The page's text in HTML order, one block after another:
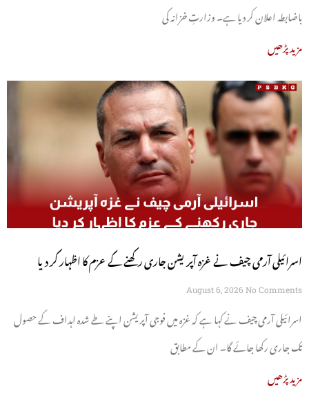
باضابطہ اعلان کر دیا ہے۔ وزارتِ خزانہ کی
مزید پڑھیں
اسرائیلی آرمی چیف نے غزہ آپریشن جاری رکھنے کے عزم کا اظہار کر دیا
August 6, 2026 No Comments
اسرائیلی آرمی چیف نے کہا ہے کہ غزہ میں فوجی آپریشن اپنے طے شدہ اہداف کے حصول
تک جاری رکھا جائے گا۔ ان کے مطابق
مزید پڑھیں